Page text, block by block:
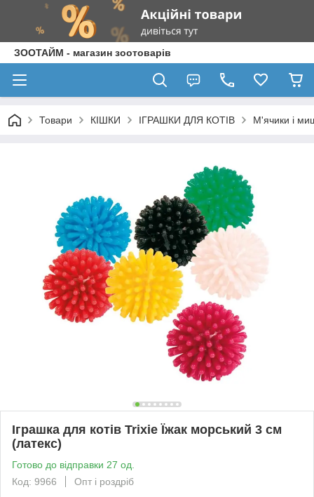
ЗООТАЙМ - магазин зоотоварів
Товари КІШКИ ІГРАШКИ ДЛЯ КОТІВ М'ячики і
Іграшка для котів Trixie Їжак морський 3 см
(латекс)
Готово до відправки 27 од.
Код: 9966
Опт і роздріб